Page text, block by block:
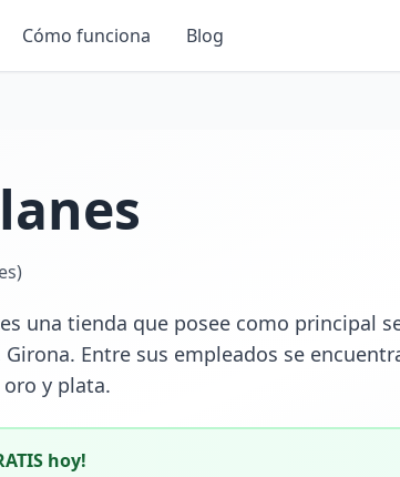
Cómo funciona Blog
una tienda que posee como principal
Entre sus empleados se
y plata.
hoy!